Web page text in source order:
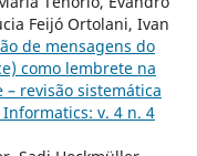
Feijó Ortolani, Ivan
de mensagens do
como lembrete na
revisão sistemática
v. 4 n. 4